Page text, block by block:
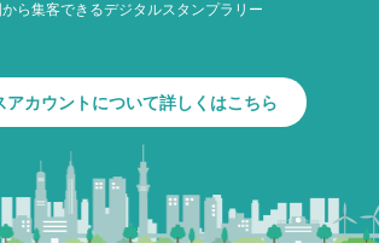
ら集客できるデジタルスタンプラリー
アカウントについて詳しくはこちら